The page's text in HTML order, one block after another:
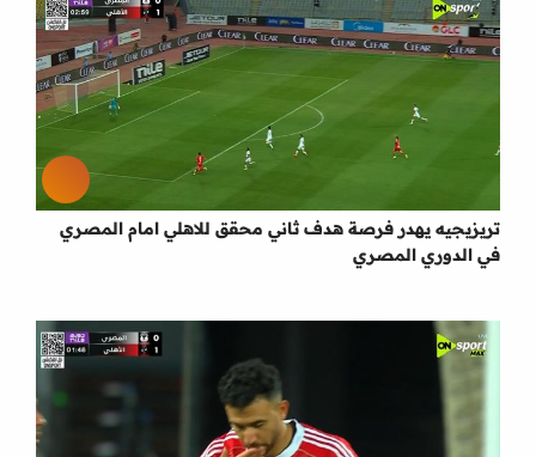
تريزيجيه يهدر فرصة هدف ثاني محقق للاهلي امام المصري
في الدوري المصري